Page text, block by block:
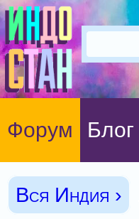
Форум Блог
Вся Индия ›